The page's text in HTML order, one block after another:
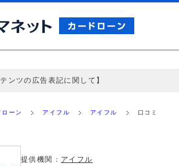
テンツの広告表記に関して】
に基づき、公平性を担保した情報提供を行って
ローン アイフル アイフル 口コミ
提供機関： アイフル